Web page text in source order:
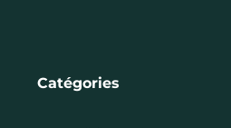
Catégories